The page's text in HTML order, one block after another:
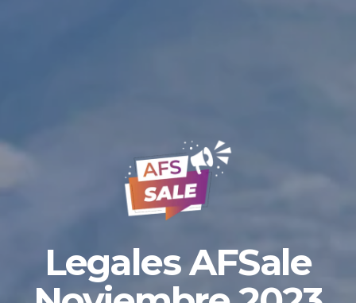
Legales AFSale